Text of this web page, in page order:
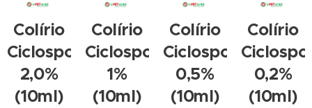
Colírio
Ciclosporina
2,0%
(10ml)
Colírio
Ciclosporina
1%
(10ml)
Colírio
Ciclosporina
0,5%
(10ml)
Colírio
0,2%
(10ml)